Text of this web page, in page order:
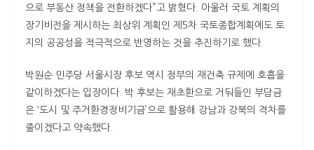
으로 부동산 정책을 전환하겠다”고 밝혔다. 아울러 국토 계획의
장기비전을 제시하는 최상위 계획인 제5차 국토종합계획에도 토
지의 공공성을 적극적으로 반영하는 것을 추진하기로 했다.
박원순 민주당 서울시장 후보 역시 정부의 재건축 규제에 호흡을
같이하겠다는 입장이다. 박 후보는 재초환으로 거둬들인 부담금
은 ‘도시 및 주거환경정비기금’으로 활용해 강남과 강북의 격차를
줄이겠다고 약속했다.